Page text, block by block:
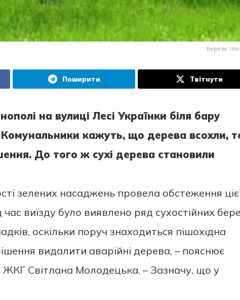
Берези.
Поширити Твітнути
на вулиці Лесі Українки біля бару
Комунальники кажуть, що дерева всохли,
До того ж сухі дерева становили
зелених насаджень провела обстеження
виїзду було виявлено ряд сухостійних
оскільки поруч знаходиться пішохідна
видалити аварійні дерева, – пояснює
ЖКГ Світлана Молодецька. – Зазначу, що у